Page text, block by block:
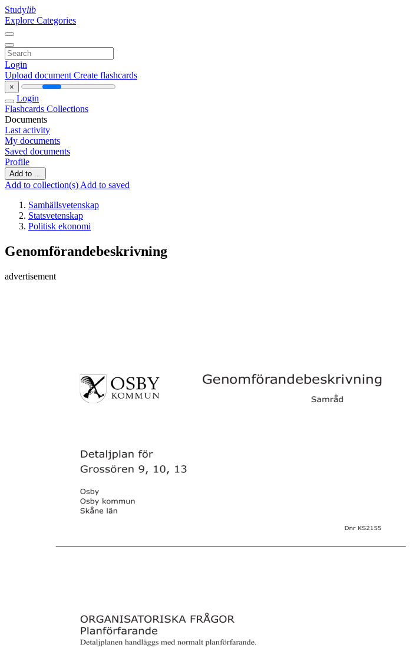
Studylib
Explore Categories
Login
Upload document Create flashcards
×
Login
Flashcards Collections
Documents
Last activity
My documents
Saved documents
Profile
Add to ...
Add to collection(s) Add to saved
Samhällsvetenskap
Statsvetenskap
Politisk ekonomi
Genomförandebeskrivning
advertisement